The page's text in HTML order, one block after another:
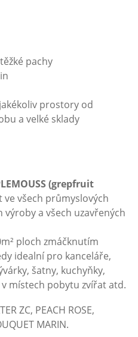
pachy
prostory od
a velké sklady
(grepfruit
ve všech průmyslových
a všech uzavřených
ploch zmáčknutím
idealní pro kanceláře,
šatny, kuchyňky,
místech pobytu zvířat atd.
ZC, PEACH ROSE,
MARIN.